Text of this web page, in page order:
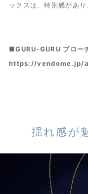
ックスは、特別感があ
■GURU-GURU ブロー
https://vendome.jp/
揺れ感が